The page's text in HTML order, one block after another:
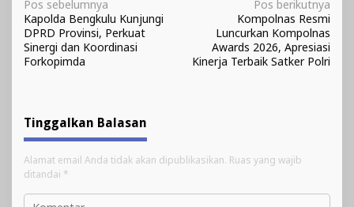
Navigasi
pos
Pos sebelumnya
Kapolda Bengkulu Kunjungi
DPRD Provinsi, Perkuat
Sinergi dan Koordinasi
Forkopimda
Pos berikutnya
Kompolnas Resmi
Luncurkan Kompolnas
Awards 2026, Apresiasi
Kinerja Terbaik Satker Polri
Tinggalkan Balasan
Alamat email Anda tidak akan dipublikasikan. Ruas yang wajib
ditandai *